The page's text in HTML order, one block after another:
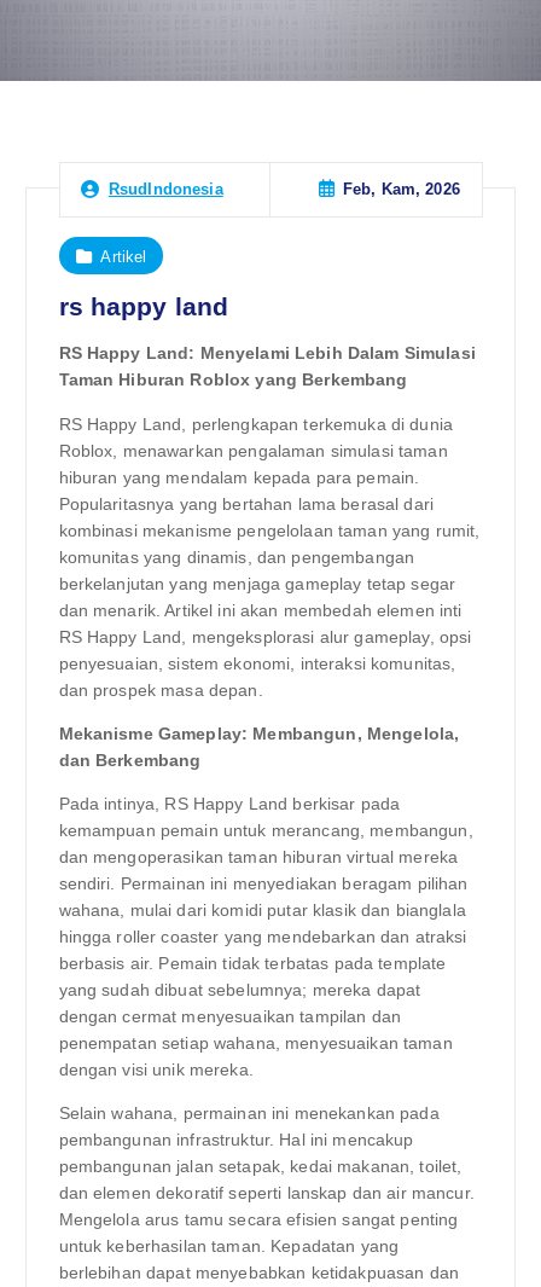
RsudIndonesia Feb, Kam, 2026
Artikel
rs happy land
RS Happy Land: Menyelami Lebih Dalam Simulasi
Taman Hiburan Roblox yang Berkembang
RS Happy Land, perlengkapan terkemuka di dunia
Roblox, menawarkan pengalaman simulasi taman
hiburan yang mendalam kepada para pemain.
Popularitasnya yang bertahan lama berasal dari
kombinasi mekanisme pengelolaan taman yang rumit,
komunitas yang dinamis, dan pengembangan
berkelanjutan yang menjaga gameplay tetap segar
dan menarik. Artikel ini akan membedah elemen inti
RS Happy Land, mengeksplorasi alur gameplay, opsi
penyesuaian, sistem ekonomi, interaksi komunitas,
dan prospek masa depan.
Mekanisme Gameplay: Membangun, Mengelola,
dan Berkembang
Pada intinya, RS Happy Land berkisar pada
kemampuan pemain untuk merancang, membangun,
dan mengoperasikan taman hiburan virtual mereka
sendiri. Permainan ini menyediakan beragam pilihan
wahana, mulai dari komidi putar klasik dan bianglala
hingga roller coaster yang mendebarkan dan atraksi
berbasis air. Pemain tidak terbatas pada template
yang sudah dibuat sebelumnya; mereka dapat
dengan cermat menyesuaikan tampilan dan
penempatan setiap wahana, menyesuaikan taman
dengan visi unik mereka.
Selain wahana, permainan ini menekankan pada
pembangunan infrastruktur. Hal ini mencakup
pembangunan jalan setapak, kedai makanan, toilet,
dan elemen dekoratif seperti lanskap dan air mancur.
Mengelola arus tamu secara efisien sangat penting
untuk keberhasilan taman. Kepadatan yang
berlebihan dapat menyebabkan ketidakpuasan dan